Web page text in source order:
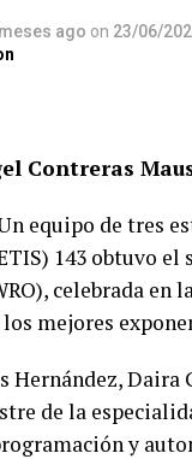
ago on 23/06/
Contreras
equipo de tres
143 obtuvo
celebrada en
mejores
Hernández, Daira
de la
y